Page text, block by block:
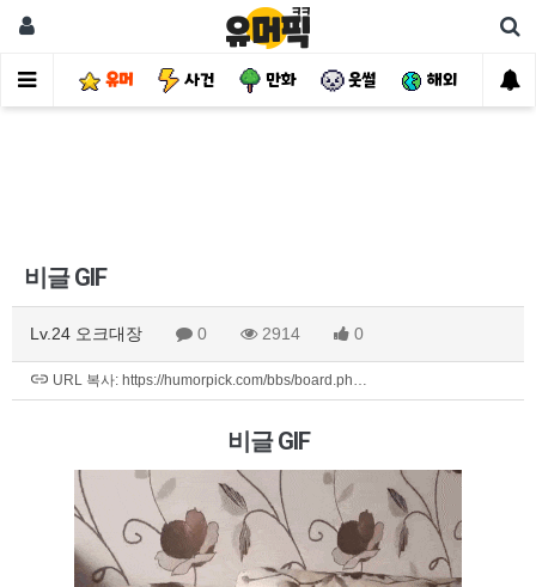
유머 사건 만화 웃썰 해외 핫
비글 GIF
Lv.24 오크대장 0 2914 0
URL 복사: https://humorpick.com/bbs/board.ph…
비글 GIF